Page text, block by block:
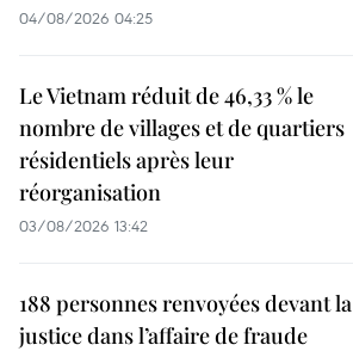
04/08/2026 04:25
Le Vietnam réduit de 46,33 % le
nombre de villages et de quartiers
résidentiels après leur
réorganisation
03/08/2026 13:42
188 personnes renvoyées devant la
justice dans l’affaire de fraude